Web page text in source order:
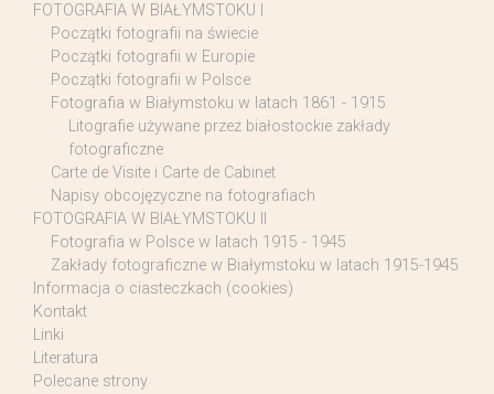
FOTOGRAFIA W BIAŁYMSTOKU I
Początki fotografii na świecie
Początki fotografii w Europie
Początki fotografii w Polsce
Fotografia w Białymstoku w latach 1861 - 1915
Litografie używane przez białostockie zakłady
fotograficzne
Carte de Visite i Carte de Cabinet
Napisy obcojęzyczne na fotografiach
FOTOGRAFIA W BIAŁYMSTOKU II
Fotografia w Polsce w latach 1915 - 1945
Zakłady fotograficzne w Białymstoku w latach 1915-1945
Informacja o ciasteczkach (cookies)
Kontakt
Linki
Literatura
Polecane strony